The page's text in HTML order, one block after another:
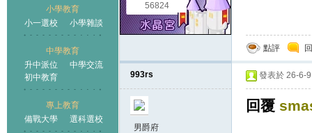
小學教育
小一選校
小學雜談
中學教育
升中派位
中學交流
初中教育
專上教育
備戰大學
選科選校
56824
點評
993rs
男爵府
發表於 26-6-
回覆